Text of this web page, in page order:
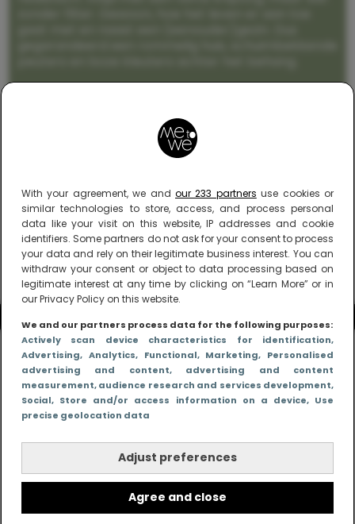
With your agreement, we and our 233 partners use cookies or
similar technologies to store, access, and process personal
data like your visit on this website, IP addresses and cookie
identifiers. Some partners do not ask for your consent to process
your data and rely on their legitimate business interest. You can
withdraw your consent or object to data processing based on
legitimate interest at any time by clicking on “Learn More” or in
our Privacy Policy on this website.
We and our partners process data for the following purposes:
Actively scan device characteristics for identification,
Advertising, Analytics, Functional, Marketing, Personalised
advertising and content, advertising and content
measurement, audience research and services development,
Social, Store and/or access information on a device, Use
precise geolocation data
Adjust preferences
Agree and close